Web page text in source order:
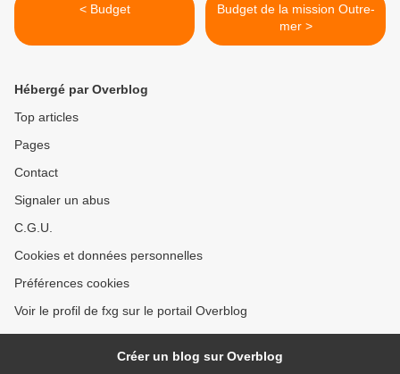
< Budget
Budget de la mission Outre-
mer >
Hébergé par Overblog
Top articles
Pages
Contact
Signaler un abus
C.G.U.
Cookies et données personnelles
Préférences cookies
Voir le profil de fxg sur le portail Overblog
Créer un blog sur Overblog